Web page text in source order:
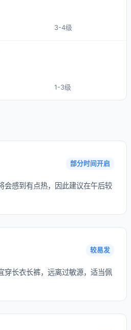
3-4级
1-3级
部分时间开启
会感到有点热，因此建议在午后较
较易发
穿长衣长裤，远离过敏源，适当佩